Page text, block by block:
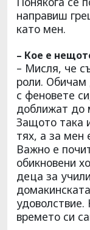
направиш
като мен.
– Кое е
– Мисля, че
роли. Обичам
с феновете
доближат до
Защото така
тях, а за мен
Важно е
обикновени
деца за
времето си